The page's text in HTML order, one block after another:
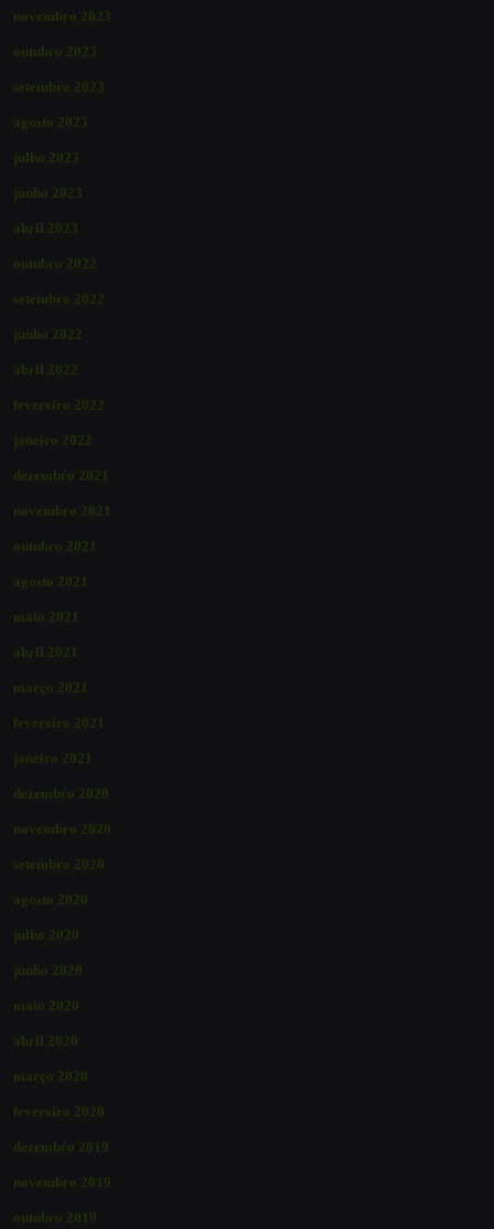
novembro 2023
outubro 2023
setembro 2023
agosto 2023
julho 2023
junho 2023
abril 2023
outubro 2022
setembro 2022
junho 2022
abril 2022
fevereiro 2022
janeiro 2022
dezembro 2021
novembro 2021
outubro 2021
agosto 2021
maio 2021
abril 2021
março 2021
fevereiro 2021
janeiro 2021
dezembro 2020
novembro 2020
setembro 2020
agosto 2020
julho 2020
junho 2020
maio 2020
abril 2020
março 2020
fevereiro 2020
dezembro 2019
novembro 2019
outubro 2019